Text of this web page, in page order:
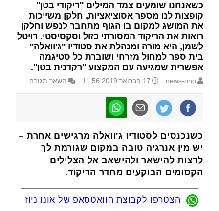
כשאנחנו שומעים צמד המילים ''ריקודי בטן''
קופצות לנו מספר אסוציאציות, חלקן משייכות
את המושג למקום בו הגוף מתחבר לנפש וחלקן
רואות את הריקוד המסורתי כזול וסקסיסטי. רויטל
לשמן, היא מורה ומנהלת את סטודיו ''ג'וואלה'' -
בית ספר למחול מזרחי ושוברת כל סטיגמה
אפשרית שמגיעה עם המקצוע ''רקדנית בטן''.
news-ono 17 פברואר 2019 11:56 השאר תגובה
כשנכנסים לסטודיו ג'וואלה מרגישים אחרת –
יש מין אנרגיה טובה במקום שגורמת לך
לרצות להישאר ולהישאב אל הצלילים
הקסומים הבוקעים מחדר הריקוד.
הצטרפו לקבוצת הוואטסאפ של אונו ניוז